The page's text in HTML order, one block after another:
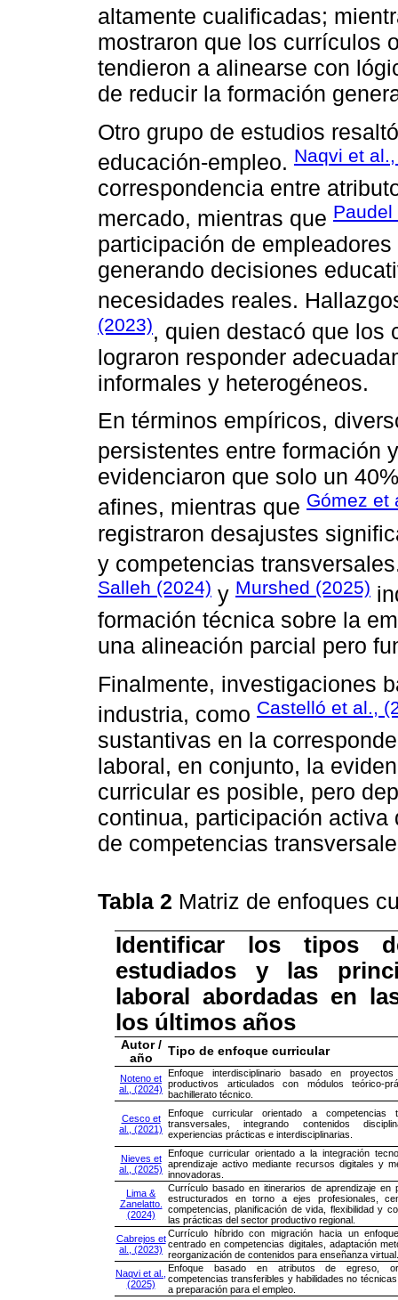
altamente cualificadas;
mostraron que los currículos
tendieron a alinearse con
de reducir la formación
Otro grupo de estudios
educación-empleo. Naqvi et
correspondencia entre
mercado, mientras que Paudel
participación de
generando decisiones
necesidades reales.
(2023), quien destacó que los
lograron responder
informales y heterogéneos.
En términos empíricos,
persistentes entre formación
evidenciaron que solo un
afines, mientras que Gómez et
registraron desajustes
y competencias
Salleh (2024) y Murshed (2025)
formación técnica sobre la
una alineación parcial pero
Finalmente, investigaciones
industria, como Castelló et al.,
sustantivas en la
laboral, en conjunto, la
curricular es posible, pero
continua, participación
de competencias
Tabla 2 Matriz de enfoques
Identificar los tipos
estudiados y las
laboral abordadas en
los últimos años
Autor /
año
Tipo de enfoque curricular
Noteno et
al., (2024)
Enfoque interdisciplinario basado en proyectos
productivos articulados con módulos teórico-
bachillerato técnico.
Cesco et
al., (2021)
Enfoque curricular orientado a competencias
transversales, integrando contenidos
experiencias prácticas e interdisciplinarias.
Nieves et
al., (2025)
Enfoque curricular orientado a la integración
aprendizaje activo mediante recursos digitales y
innovadoras.
Lima &
Zanelatto.
(2024)
Currículo basado en itinerarios de aprendizaje en
estructurados en torno a ejes profesionales,
competencias, planificación de vida, flexibilidad y
las prácticas del sector productivo regional.
Cabrejos et
al., (2023)
Currículo híbrido con migración hacia un
centrado en competencias digitales, adaptación
reorganización de contenidos para enseñanza virtual.
Naqvi et al.,
(2025)
Enfoque basado en atributos de egreso,
competencias transferibles y habilidades no
a preparación para el empleo.